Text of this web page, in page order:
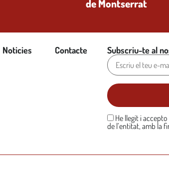
de Montserrat
Noticies Contacte Subscriu-te al
He llegit i accepto
de l’entitat, amb la